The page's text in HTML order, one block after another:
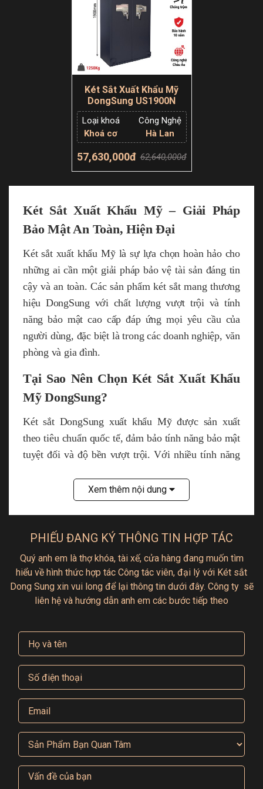
Két Sắt Xuất Khẩu Mỹ
DongSung US1900N
Loại khoá
Khoá cơ
Công Nghệ
Hà Lan
57,630,000đ 62,640,000đ
Thêm giỏ hàng
Két Sắt Xuất Khẩu Mỹ – Giải Pháp
Bảo Mật An Toàn, Hiện Đại
Két sắt xuất khẩu Mỹ là sự lựa chọn hoàn hảo cho
những ai cần một giải pháp bảo vệ tài sản đáng tin
cậy và an toàn. Các sản phẩm két sắt mang thương
hiệu DongSung với chất lượng vượt trội và tính
năng bảo mật cao cấp đáp ứng mọi yêu cầu của
người dùng, đặc biệt là trong các doanh nghiệp, văn
phòng và gia đình.
Tại Sao Nên Chọn Két Sắt Xuất Khẩu
Mỹ DongSung?
Két sắt DongSung xuất khẩu Mỹ được sản xuất
theo tiêu chuẩn quốc tế, đảm bảo tính năng bảo mật
tuyệt đối và độ bền vượt trội. Với nhiều tính năng
còn mang lại sự an tâm cho người sử dụng.
Các két sắt xuất khẩu Mỹ của DongSung có thiết kế
cấu trúc vững chắc giúp bảo vệ tài sản của bạn khỏi
các nguy cơ như trộm cắp, cháy nổ. Hệ thống khóa
cơ hoặc khóa điện tử được tích hợp sẵn giúp tăng
Két sắt DongSung được sản xuất với chất liệu thép
dày, khả năng chịu lực tốt, chống khoan, cắt, và khả
năng chống cháy cao, giúp tài sản bên trong luôn
được bảo vệ an toàn dù có gặp phải tình huống xấu.
Bên cạnh đó, thiết kế của két sắt không chỉ bền bỉ
mà còn tinh tế, phù hợp với mọi không gian văn
phòng, doanh nghiệp hay gia đình.
Khả Năng Chống Cháy, Chống Đột
Nhập Tối Ưu
Xem thêm nội dung
PHIẾU ĐANG KÝ THÔNG TIN HỢP TÁC
Quý anh em là thợ khóa, tài xế, cửa hàng đang muốn tìm
hiểu về hình thức hợp tác Công tác viên, đại lý với Két sắt
Dong Sung xin vui long để lại thông tin dưới đây. Công ty sẽ
liên hệ và hướng dẫn anh em các bước tiếp theo